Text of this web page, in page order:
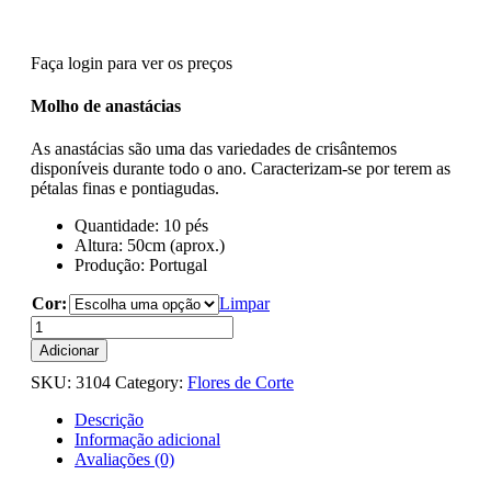
Faça login para ver os preços
Molho de anastácias
As anastácias são uma das variedades de crisântemos
disponíveis durante todo o ano. Caracterizam-se por terem as
pétalas finas e pontiagudas.
Quantidade: 10 pés
Altura: 50cm (aprox.)
Produção: Portugal
Cor:
Limpar
Quantidade
de
Crisântemo
Anastácia
Adicionar
SKU: 3104 Category: Flores de Corte
Descrição
Informação adicional
Avaliações (0)